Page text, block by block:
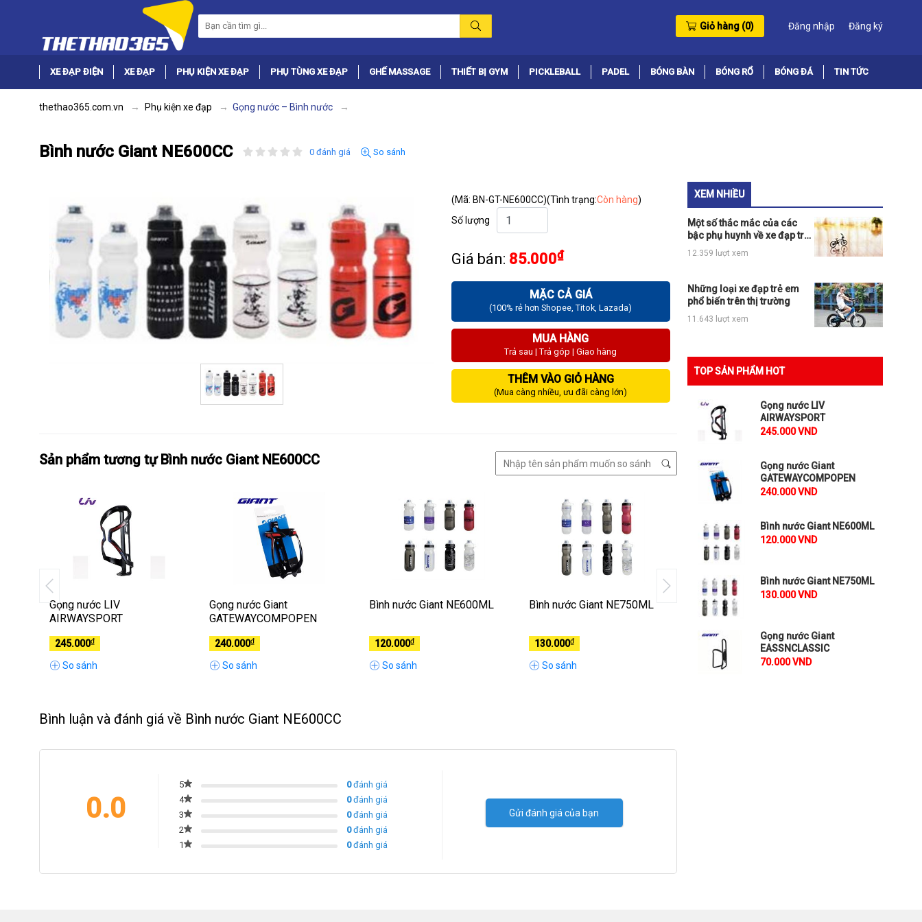
Giỏ hàng (0) Đăng nhập Đăng ký
XE ĐẠP ĐIỆN XE ĐẠP PHỤ KIỆN XE ĐẠP PHỤ TÙNG XE ĐẠP GHẾ MASSAGE THIẾT BỊ GYM PICKLEBALL PADEL BÓNG BÀN BÓNG RỔ BÓNG ĐÁ TIN TỨC
thethao365.com.vn Phụ kiện xe đạp Gọng nước – Bình nước
Bình nước Giant NE600CC 0 đánh giá So sánh
(Mã: BN-GT-NE600CC)(Tình trạng:Còn hàng)
Số lượng
Giá bán: 85.000₫
MẶC CẢ GIÁ
(100% rẻ hơn Shopee, Titok, Lazada)
MUA HÀNG
Trả sau | Trả góp | Giao hàng
THÊM VÀO GIỎ HÀNG
(Mua càng nhiều, ưu đãi càng lớn)
Sản phẩm tương tự Bình nước Giant NE600CC
Gọng nước LIV
AIRWAYSPORT
245.000₫
So sánh
Gọng nước Giant
GATEWAYCOMPOPEN
240.000₫
So sánh
Bình nước Giant NE600ML
120.000₫
So sánh
Bình nước Giant NE750ML
130.000₫
So sánh
Gọng nước Giant
EASSNCLASSIC
70.000₫
So sánh
Bình luận và đánh giá về Bình nước Giant NE600CC
0.0
5 0đánh giá
4
0đánh giá
3
0đánh giá
2
0đánh giá
1
0đánh giá
Gửi đánh giá của bạn
XEM NHIỀU
Một số thắc mắc của các
bậc phụ huynh về xe đạp trẻ
em có bánh phụ
12.359 lượt xem
Những loại xe đạp trẻ em
phổ biến trên thị trường
11.643 lượt xem
TOP SẢN PHẨM HOT
Gọng nước LIV
AIRWAYSPORT
245.000 VND
Gọng nước Giant
GATEWAYCOMPOPEN
240.000 VND
Bình nước Giant NE600ML
120.000 VND
Bình nước Giant NE750ML
130.000 VND
Gọng nước Giant
EASSNCLASSIC
70.000 VND